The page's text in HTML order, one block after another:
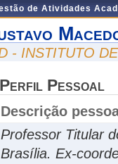
de Atividades
- INSTITUTO
Perfil Pessoal
Descrição
Professor Titular
Brasília. Ex-